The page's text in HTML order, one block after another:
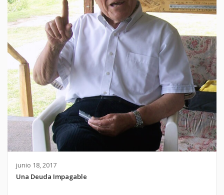
junio 18, 2017
Una Deuda Impagable